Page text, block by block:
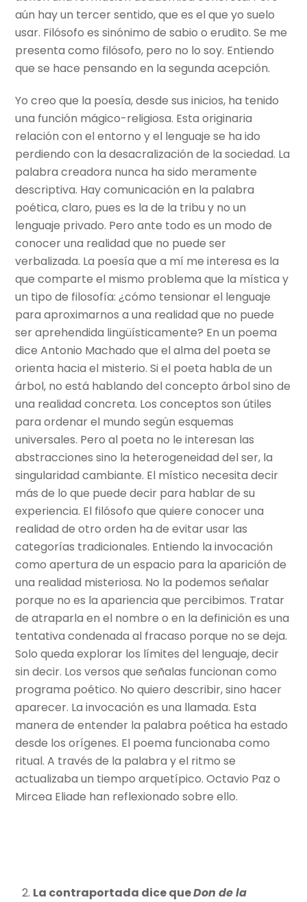
aún hay un tercer sentido, que es el que yo suelo
usar. Filósofo es sinónimo de sabio o erudito. Se me
presenta como filósofo, pero no lo soy. Entiendo
que se hace pensando en la segunda acepción.
Yo creo que la poesía, desde sus inicios, ha tenido
una función mágico-religiosa. Esta originaria
relación con el entorno y el lenguaje se ha ido
perdiendo con la desacralización de la sociedad. La
palabra creadora nunca ha sido meramente
descriptiva. Hay comunicación en la palabra
poética, claro, pues es la de la tribu y no un
lenguaje privado. Pero ante todo es un modo de
conocer una realidad que no puede ser
verbalizada. La poesía que a mí me interesa es la
que comparte el mismo problema que la mística y
un tipo de filosofía: ¿cómo tensionar el lenguaje
para aproximarnos a una realidad que no puede
ser aprehendida lingüísticamente? En un poema
dice Antonio Machado que el alma del poeta se
orienta hacia el misterio. Si el poeta habla de un
árbol, no está hablando del concepto árbol sino de
una realidad concreta. Los conceptos son útiles
para ordenar el mundo según esquemas
universales. Pero al poeta no le interesan las
abstracciones sino la heterogeneidad del ser, la
singularidad cambiante. El místico necesita decir
más de lo que puede decir para hablar de su
experiencia. El filósofo que quiere conocer una
realidad de otro orden ha de evitar usar las
categorías tradicionales. Entiendo la invocación
como apertura de un espacio para la aparición de
una realidad misteriosa. No la podemos señalar
porque no es la apariencia que percibimos. Tratar
de atraparla en el nombre o en la definición es una
tentativa condenada al fracaso porque no se deja.
Solo queda explorar los límites del lenguaje, decir
sin decir. Los versos que señalas funcionan como
programa poético. No quiero describir, sino hacer
aparecer. La invocación es una llamada. Esta
manera de entender la palabra poética ha estado
desde los orígenes. El poema funcionaba como
ritual. A través de la palabra y el ritmo se
actualizaba un tiempo arquetípico. Octavio Paz o
Mircea Eliade han reflexionado sobre ello.
La contraportada dice queDon de la